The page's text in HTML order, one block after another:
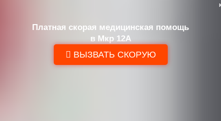
Платная скорая медицинская помощь
в Мкр 12А
ВЫЗВАТЬ СКОРУЮ